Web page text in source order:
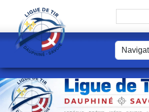
Panneau de gestion des cookies